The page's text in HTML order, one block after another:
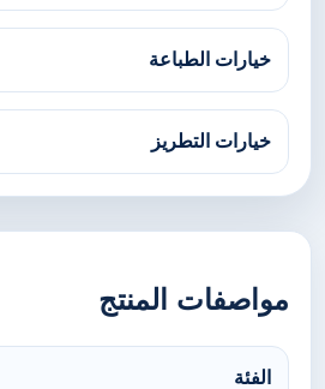
خيارات الطباعة
خيارات التطريز
مواصفات المنتج
الفئة